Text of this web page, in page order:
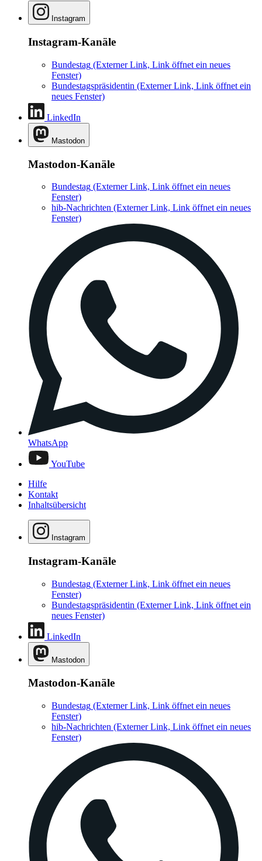
Instagram
Instagram-Kanäle
Bundestag (Externer Link, Link öffnet ein neues
Fenster)
Bundestagspräsidentin (Externer Link, Link öffnet ein
neues Fenster)
LinkedIn
Mastodon
Mastodon-Kanäle
Bundestag (Externer Link, Link öffnet ein neues
Fenster)
hib-Nachrichten (Externer Link, Link öffnet ein neues
Fenster)
WhatsApp
YouTube
Hilfe
Kontakt
Inhaltsübersicht
Instagram
Instagram-Kanäle
Bundestag (Externer Link, Link öffnet ein neues
Fenster)
Bundestagspräsidentin (Externer Link, Link öffnet ein
neues Fenster)
LinkedIn
Mastodon
Mastodon-Kanäle
Bundestag (Externer Link, Link öffnet ein neues
Fenster)
hib-Nachrichten (Externer Link, Link öffnet ein neues
Fenster)